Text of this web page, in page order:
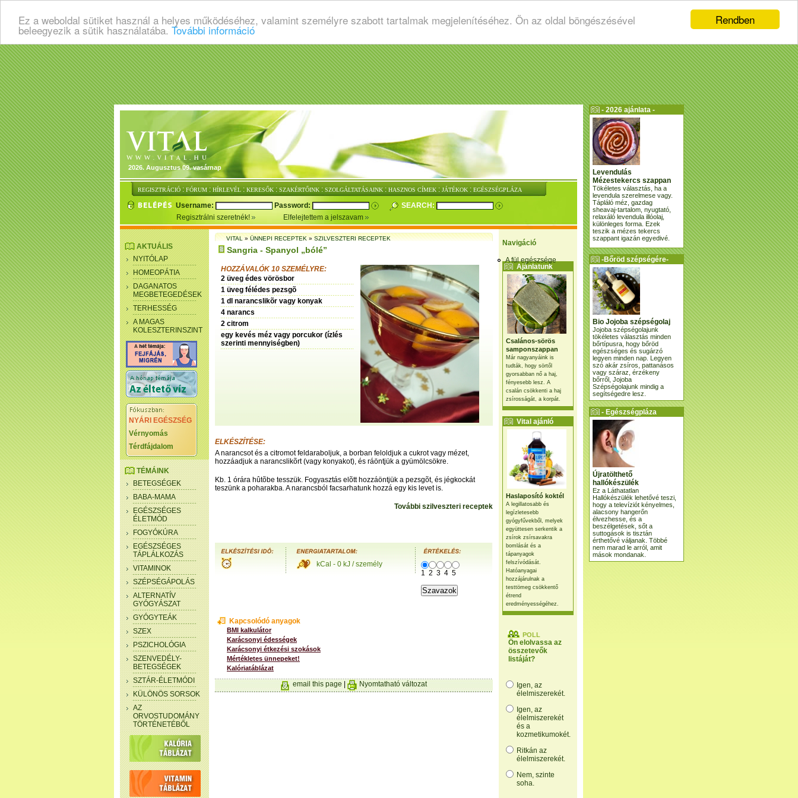
Rendben
Ez a weboldal sütiket használ a helyes működéséhez, valamint személyre szabott tartalmak megjelenítéséhez. Ön az oldal böngészésével
beleegyezik a sütik használatába. További információ
2026. Augusztus 09. vasárnap
REGISZTRÁCIÓ : FÓRUM : HÍRLEVÉL : KERESŐK : SZAKÉRTŐINK : SZOLGÁLTATÁSAINK : HASZNOS CÍMEK : JÁTÉKOK : EGÉSZSÉGPLÁZA
Username: Password:
SEARCH:
Regisztrálni szeretnék!
Elfelejtettem a jelszavam
Navigáció
A fül egészsége
Ajánlatunk
Csalános-sörös
samponszappan
Már nagyanyáink is
tudták, hogy sörtől
gyorsabban nő a haj,
fényesebb lesz. A
csalán csökkenti a haj
zsírosságát, a korpát.
Vital ajánló
Haslaposító koktél
A legillatosabb és
legízletesebb
gyógyfűvekből, melyek
együttesen serkentik a
zsírok zsírsavakra
bomlását és a
tápanyagok
felszívódását.
Hatóanyagai
hozzájárulnak a
testtömeg csökkentő
étrend
eredményességéhez.
POLL
Ön elolvassa az
összetevők
listáját?
Igen, az
élelmiszerekét.
Igen, az
élelmiszerekét
és a
kozmetikumokét.
Ritkán az
élelmiszerekét.
Nem, szinte
soha.
AKTUÁLIS
NYITÓLAP
HOMEOPÁTIA
DAGANATOS
MEGBETEGEDÉSEK
TERHESSÉG
A MAGAS
KOLESZTERINSZINT
NYÁRI EGÉSZSÉG
Vérnyomás
Térdfájdalom
TÉMÁINK
BETEGSÉGEK
BABA-MAMA
EGÉSZSÉGES
ÉLETMÓD
FOGYÓKÚRA
EGÉSZSÉGES
TÁPLÁLKOZÁS
VITAMINOK
SZÉPSÉGÁPOLÁS
ALTERNATÍV
GYÓGYÁSZAT
GYÓGYTEÁK
SZEX
PSZICHOLÓGIA
SZENVEDÉLY-
BETEGSÉGEK
SZTÁR-ÉLETMÓDI
KÜLÖNÖS SORSOK
AZ
ORVOSTUDOMÁNY
TÖRTÉNETÉBŐL
VITAL»ÜNNEPI RECEPTEK»SZILVESZTERI RECEPTEK
Sangria - Spanyol „bólé”
HOZZÁVALÓK 10 SZEMÉLYRE:
2 üveg édes vörösbor
1 üveg félédes pezsgõ
1 dl narancslikõr vagy konyak
4 narancs
2 citrom
egy kevés méz vagy porcukor (ízlés
szerinti mennyiségben)
ELKÉSZÍTÉSE:
A narancsot és a citromot feldaraboljuk, a borban feloldjuk a cukrot vagy mézet,
hozzáadjuk a narancslikõrt (vagy konyakot), és ráöntjük a gyümölcsökre.
Kb. 1 órára hûtõbe tesszük. Fogyasztás elõtt hozzáöntjük a pezsgõt, és jégkockát
teszünk a poharakba. A narancsból facsarhatunk hozzá egy kis levet is.
További szilveszteri receptek
kCal - 0 kJ / személy
1 2 3 4 5
Kapcsolódó anyagok
BMI kalkulátor
Karácsonyi édességek
Karácsonyi étkezési szokások
Mértékletes ünnepeket!
Kalóriatáblázat
email this page Nyomtatható változat
- 2026 ajánlata -
Levendulás
Mézestekercs szappan
Tökéletes választás, ha a
levendula szerelmese vagy.
Tápláló méz, gazdag
sheavaj-tartalom, nyugtató,
relaxáló levendula illóolaj,
különleges forma. Ezek
teszik a mézes tekercs
szappant igazán egyedivé.
-Bőröd szépségére-
Bio Jojoba szépségolaj
Jojoba szépségolajunk
tökéletes választás minden
bőrtípusra, hogy bőröd
egészséges és sugárzó
legyen minden nap. Legyen
szó akár zsíros, pattanásos
vagy száraz, érzékeny
bőrről, Jojoba
Szépségolajunk mindig a
segítségedre lesz.
- Egészségpláza
ajánlatunk -
Újratölthető
hallókészülék
Ez a Láthatatlan
Hallókészülék lehetővé teszi,
hogy a televíziót kényelmes,
alacsony hangerőn
élvezhesse, és a
beszélgetések, sőt a
suttogások is tisztán
érthetővé váljanak. Többé
nem marad le arról, amit
mások mondanak.